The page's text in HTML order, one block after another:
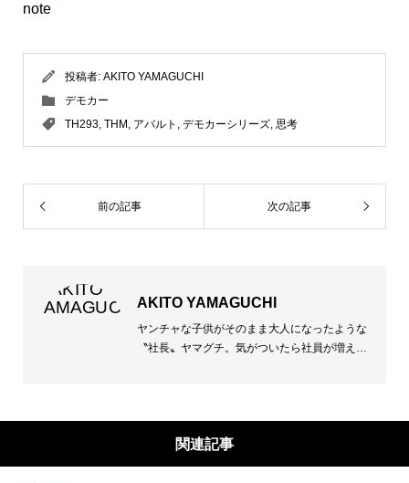
note
投稿者: AKITO YAMAGUCHI
デモカー
TH293, THM , アバルト , デモカーシリーズ, 思考
前の記事 次の記事
AKITO YAMAGUCHI
ヤンチャな子供がそのまま大人になったような
〝社長〟ヤマグチ。気がついたら社員が増え恐
口は一体どこなのよ！？な現在。でも好きなコ
トやれてるんだし楽しいし、まあいいか！ き
関連記事